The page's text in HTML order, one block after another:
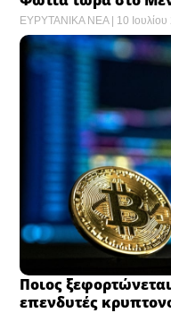
ΕΥΡΥΤΑΝΙΚΑ ΝΕΑ 10
Ποιος
επενδυτές